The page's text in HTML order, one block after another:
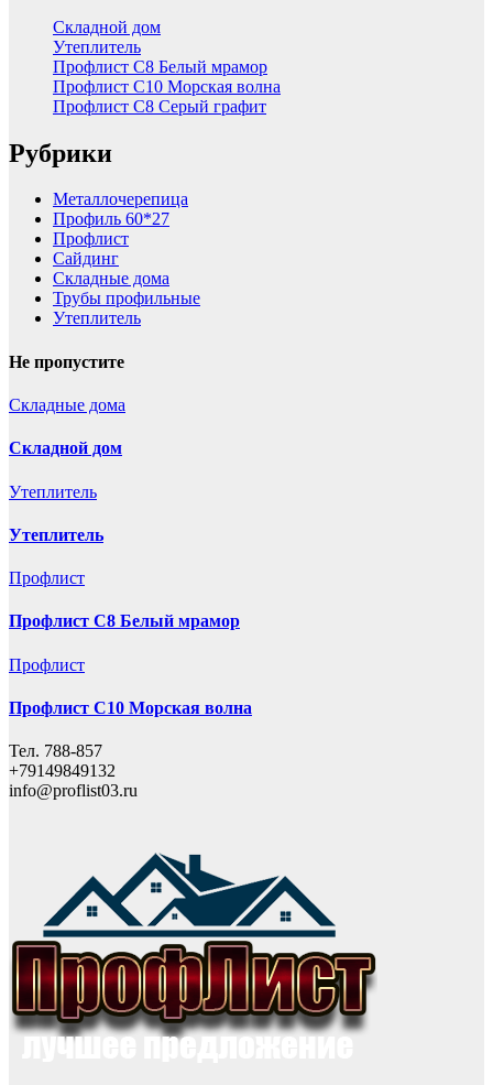
Складной дом
Утеплитель
Профлист С8 Белый мрамор
Профлист С10 Морская волна
Профлист С8 Серый графит
Рубрики
Металлочерепица
Профиль 60*27
Профлист
Сайдинг
Складные дома
Трубы профильные
Утеплитель
Не пропустите
Складные дома
Складной дом
Утеплитель
Утеплитель
Профлист
Профлист С8 Белый мрамор
Профлист
Профлист С10 Морская волна
Тел. 788-857
+79149849132
info@proflist03.ru